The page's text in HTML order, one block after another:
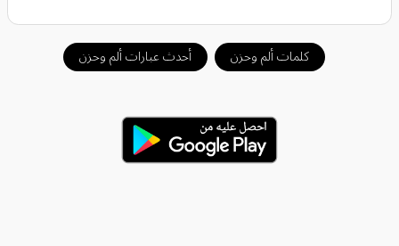
كلمات ألم وحزن أحدث عبارات ألم وحزن